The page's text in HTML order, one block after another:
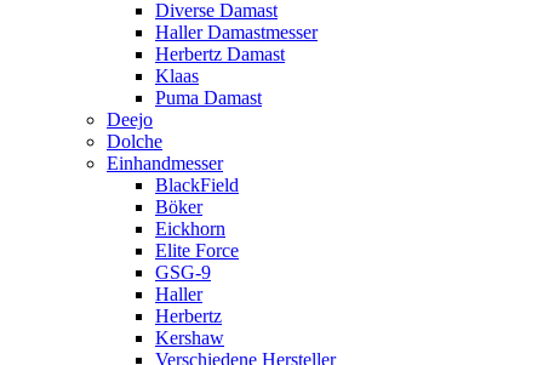
Diverse Damast
Haller Damastmesser
Herbertz Damast
Klaas
Puma Damast
Deejo
Dolche
Einhandmesser
BlackField
Böker
Eickhorn
Elite Force
GSG-9
Haller
Herbertz
Kershaw
Verschiedene Hersteller